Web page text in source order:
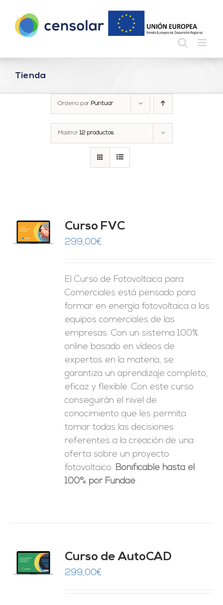
contenido
Tienda
Ordena por Puntuar
Mostrar12 productos
Curso FVC
299,00€
El Curso de Fotovoltaica para
Comerciales está pensado para
formar en energía fotovoltaica a los
equipos comerciales de las
empresas. Con un sistema 100%
online basado en vídeos de
expertos en la materia, se
garantiza un aprendizaje completo,
eficaz y flexible. Con este curso
conseguirán el nivel de
conocimiento que les permita
tomar todas las decisiones
referentes a la creación de una
oferta sobre un proyecto
fotovoltaico. Bonificable hasta el
100% por Fundae.
Curso de AutoCAD
299,00€